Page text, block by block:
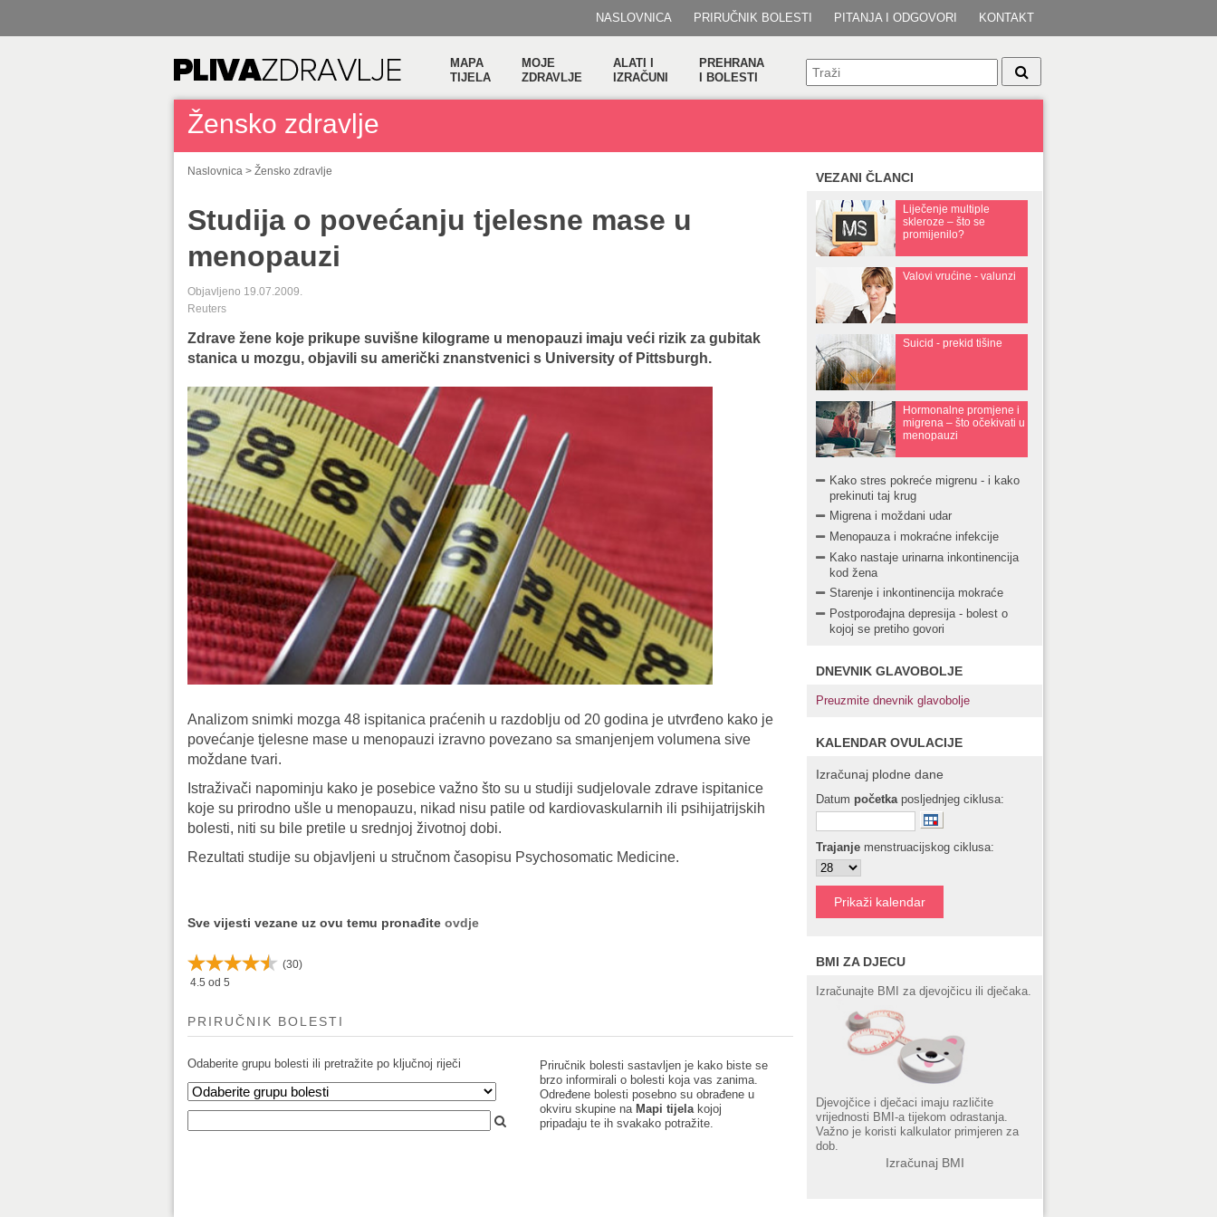
NASLOVNICA PRIRUČNIK BOLESTI PITANJA I ODGOVORI KONTAKT
MAPA
TIJELA
MOJE
ZDRAVLJE
ALATI I
IZRAČUNI
PREHRANA
I BOLESTI
Žensko zdravlje
Naslovnica > Žensko zdravlje
Studija o povećanju tjelesne mase u
menopauzi
Objavljeno 19.07.2009.
Reuters
Zdrave žene koje prikupe suvišne kilograme u menopauzi imaju veći rizik za gubitak
stanica u mozgu, objavili su američki znanstvenici s University of Pittsburgh.
Analizom snimki mozga 48 ispitanica praćenih u razdoblju od 20 godina je utvrđeno kako je
povećanje tjelesne mase u menopauzi izravno povezano sa smanjenjem volumena sive
moždane tvari.
Istraživači napominju kako je posebice važno što su u studiji sudjelovale zdrave ispitanice
koje su prirodno ušle u menopauzu, nikad nisu patile od kardiovaskularnih ili psihijatrijskih
bolesti, niti su bile pretile u srednjoj životnoj dobi.
Rezultati studije su objavljeni u stručnom časopisu Psychosomatic Medicine.
Sve vijesti vezane uz ovu temu pronađite ovdje
(30)
4.5 od 5
PRIRUČNIK BOLESTI
Odaberite grupu bolesti ili pretražite po ključnoj riječi
Priručnik bolesti sastavljen je kako biste se
brzo informirali o bolesti koja vas zanima.
Određene bolesti posebno su obrađene u
okviru skupine na Mapi tijelakojoj
pripadaju te ih svakako potražite.
VEZANI ČLANCI
Liječenje multiple
skleroze – što se
promijenilo?
Valovi vrućine - valunzi
Suicid - prekid tišine
Hormonalne promjene i
migrena – što očekivati u
menopauzi
Kako stres pokreće migrenu - i kako
prekinuti taj krug
Migrena i moždani udar
Menopauza i mokraćne infekcije
Kako nastaje urinarna inkontinencija
kod žena
Starenje i inkontinencija mokraće
Postporođajna depresija - bolest o
kojoj se pretiho govori
DNEVNIK GLAVOBOLJE
Preuzmite dnevnik glavobolje
KALENDAR OVULACIJE
Izračunaj plodne dane
Datum početkaposljednjeg ciklusa:
Trajanje menstruacijskog ciklusa:
BMI ZA DJECU
Izračunajte BMI za djevojčicu ili dječaka.
Djevojčice i dječaci imaju različite
vrijednosti BMI-a tijekom odrastanja.
Važno je koristi kalkulator primjeren za
dob.
Izračunaj BMI